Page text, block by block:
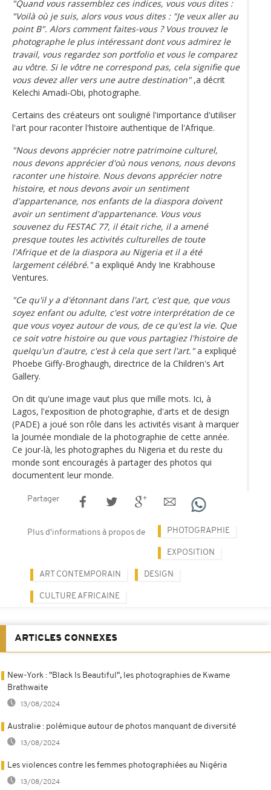
"Quand vous rassemblez ces indices, vous vous dites :
"Voilà où je suis, alors vous vous dites : "Je veux aller au
point B". Alors comment faites-vous ? Vous trouvez le
photographe le plus intéressant dont vous admirez le
travail, vous regardez son portfolio et vous le comparez
au vôtre. Si le vôtre ne correspond pas, cela signifie que
vous devez aller vers une autre destination",a décrit
Kelechi Amadi-Obi, photographe.
Certains des créateurs ont souligné l'importance d'utiliser
l'art pour raconter l'histoire authentique de l'Afrique.
"Nous devons apprécier notre patrimoine culturel,
nous devons apprécier d'où nous venons, nous devons
raconter une histoire. Nous devons apprécier notre
histoire, et nous devons avoir un sentiment
d'appartenance, nos enfants de la diaspora doivent
avoir un sentiment d'appartenance. Vous vous
souvenez du FESTAC 77, il était riche, il a amené
presque toutes les activités culturelles de toute
l'Afrique et de la diaspora au Nigeria et il a été
largement célébré."a expliqué Andy Ine Krabhouse
Ventures.
"Ce qu'il y a d'étonnant dans l'art, c'est que, que vous
soyez enfant ou adulte, c'est votre interprétation de ce
que vous voyez autour de vous, de ce qu'est la vie. Que
ce soit votre histoire ou que vous partagiez l'histoire de
quelqu'un d'autre, c'est à cela que sert l'art."a expliqué
Phoebe Giffy-Broghaugh, directrice de la Children's Art
Gallery.
On dit qu'une image vaut plus que mille mots. Ici, à
Lagos, l'exposition de photographie, d'arts et de design
(PADE) a joué son rôle dans les activités visant à marquer
la Journée mondiale de la photographie de cette année.
Ce jour-là, les photographes du Nigeria et du reste du
monde sont encouragés à partager des photos qui
documentent leur monde.
Partager
Plus d'informations à propos de PHOTOGRAPHIE
EXPOSITION
ART CONTEMPORAIN DESIGN
CULTURE AFRICAINE
ARTICLES CONNEXES
New-York : "Black Is Beautiful", les photographies de Kwame
Brathwaite
13/08/2024
Australie : polémique autour de photos manquant de diversité
13/08/2024
Les violences contre les femmes photographiées au Nigéria
13/08/2024